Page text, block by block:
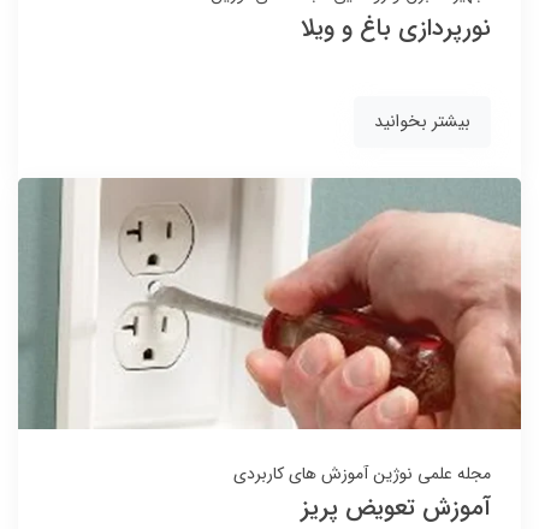
نورپردازی باغ و ویلا
بیشتر بخوانید
مجله علمی نوژینآموزش های کاربردی
آموزش تعویض پریز